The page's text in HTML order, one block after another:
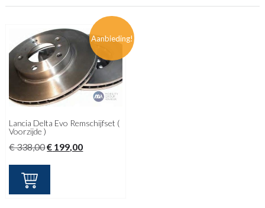
Aanbieding!
Lancia Delta Evo Remschijfset (
Voorzijde )
€338,00Oorspronkelijke
€ 199,00Huidige